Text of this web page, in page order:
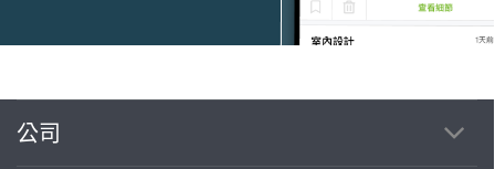
公司